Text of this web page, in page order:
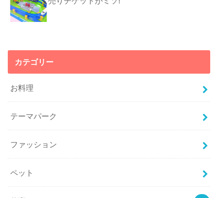
カテゴリー
お料理
テーマパーク
ファッション
ペット